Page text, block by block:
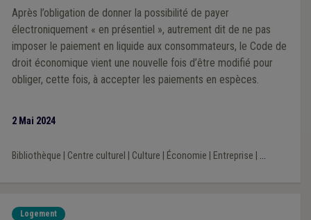
Après l’obligation de donner la possibilité de payer
électroniquement « en présentiel », autrement dit de ne pas
imposer le paiement en liquide aux consommateurs, le Code de
droit économique vient une nouvelle fois d’être modifié pour
obliger, cette fois, à accepter les paiements en espèces.
2 Mai 2024
Bibliothèque Centre culturel Culture Économie Entreprise ...
Logement